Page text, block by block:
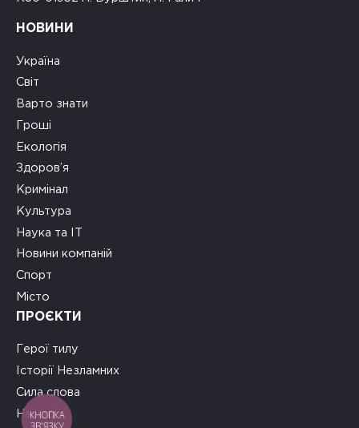
НОВИНИ
Україна
Світ
Варто знати
Гроші
Екологія
Здоров’я
Кримінал
Культура
Наука та ІТ
Новини компаній
Спорт
Місто
ПРОЄКТИ
Герої тилу
Історії Незламних
Сила слова
На часі
КНОПКА